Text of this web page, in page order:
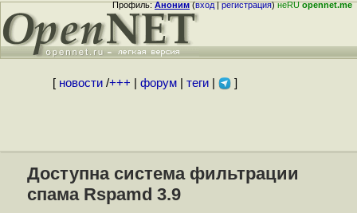
Профиль:Аноним(вход|регистрация)неRUopennet.me
[ новости/+++ форум| теги| ]
Доступна система фильтрации
спама Rspamd 3.9